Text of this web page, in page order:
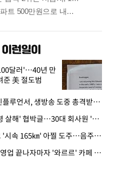
달러'…40년 만
준 美 절도범
· 멕시코 유명 인플루언서, 생방송 도중 총격받아 사망
· SNS에 '대통령 살해' 협박글…30대 회사원 '불구속 송치'
· 정차 불응하고 '시속 165㎞' 아찔 도주…음주운전자 체포
· "하마터면"…영업 끝나자마자 '와르르' 카페 테라스 덮친 대리석 외벽